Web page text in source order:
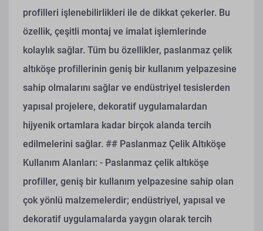
profilleri işlenebilirlikleri ile de dikkat çekerler. Bu
özellik, çeşitli montaj ve imalat işlemlerinde
kolaylık sağlar. Tüm bu özellikler, paslanmaz çelik
altıköşe profillerinin geniş bir kullanım yelpazesine
sahip olmalarını sağlar ve endüstriyel tesislerden
yapısal projelere, dekoratif uygulamalardan
hijyenik ortamlara kadar birçok alanda tercih
edilmelerini sağlar. ## Paslanmaz Çelik Altıköşe
Kullanım Alanları: - Paslanmaz çelik altıköşe
profiller, geniş bir kullanım yelpazesine sahip olan
çok yönlü malzemelerdir; endüstriyel, yapısal ve
dekoratif uygulamalarda yaygın olarak tercih